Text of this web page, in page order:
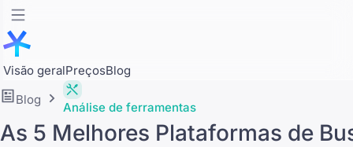
Visão geralPreçosBlog
Blog
Análise de ferramentas
As 5 Melhores Plataformas de